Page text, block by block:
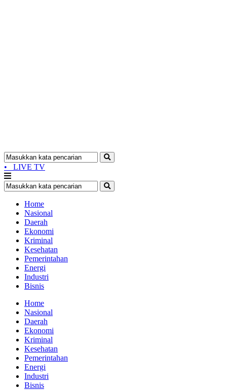
• LIVE TV
Home
Nasional
Daerah
Ekonomi
Kriminal
Kesehatan
Pemerintahan
Energi
Industri
Bisnis
Home
Nasional
Daerah
Ekonomi
Kriminal
Kesehatan
Pemerintahan
Energi
Industri
Bisnis